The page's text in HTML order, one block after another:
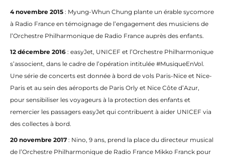
4 novembre 2015 : Myung-Whun Chung plante un érable sycomore
à Radio France en témoignage de l’engagement des musiciens de
l’Orchestre Philharmonique de Radio France auprès des enfants.
12 décembre 2016 : easyJet, UNICEF et l’Orchestre Philharmonique
s’associent, dans le cadre de l’opération intitulée #MusiqueEnVol.
Une série de concerts est donnée à bord de vols Paris-Nice et Nice-
Paris et au sein des aéroports de Paris Orly et Nice Côte d’Azur,
pour sensibiliser les voyageurs à la protection des enfants et
remercier les passagers easyJet qui contribuent à aider UNICEF via
des collectes à bord.
20 novembre 2017 : Nino, 9 ans, prend la place du directeur musical
de l’Orchestre Philharmonique de Radio France Mikko Franck pour